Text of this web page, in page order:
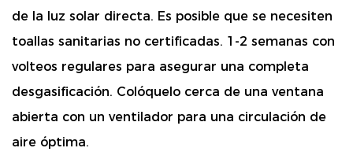
de la luz solar directa. Es posible que se necesiten
toallas sanitarias no certificadas. 1-2 semanas con
volteos regulares para asegurar una completa
desgasificación. Colóquelo cerca de una ventana
abierta con un ventilador para una circulación de
aire óptima.